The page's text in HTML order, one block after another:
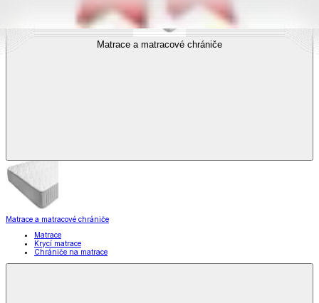
Matrace a matracové chrániče
Matrace a matracové chrániče
Matrace
Krycí matrace
Chrániče na matrace